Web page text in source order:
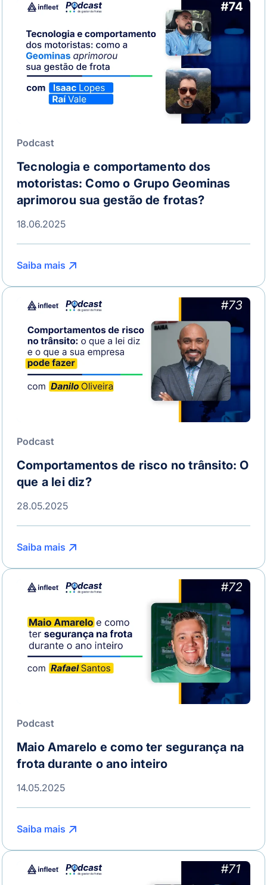
Podcast
Tecnologia e comportamento dos
motoristas: Como o Grupo Geominas
aprimorou sua gestão de frotas?
18.06.2025
Saiba mais
Podcast
Comportamentos de risco no trânsito: O
que a lei diz?
28.05.2025
Saiba mais
Podcast
Maio Amarelo e como ter segurança na
frota durante o ano inteiro
14.05.2025
Saiba mais